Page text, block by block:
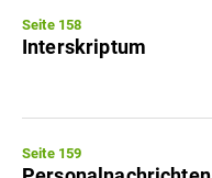
Seite 158
Interskriptum
Seite 159